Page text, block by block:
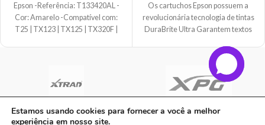
Epson -Referência: T133420AL -
Cor: Amarelo -Compatível com:
T25 | TX123 | TX125 | TX320F |
Os cartuchos Epson possuem a
revolucionária tecnologia de tintas
DuraBrite Ultra Garantem textos
Estamos usando cookies para fornecer a você a melhor
experiência em nosso site.